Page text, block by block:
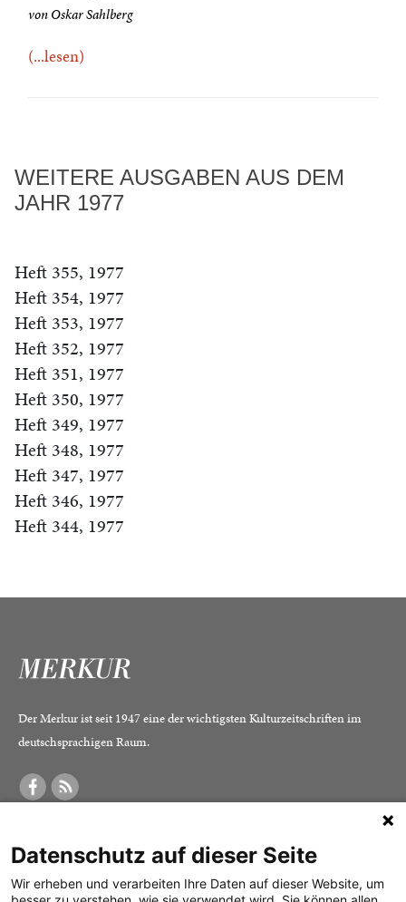
von Oskar Sahlberg
(...lesen)
WEITERE AUSGABEN AUS DEM
JAHR 1977
Heft 355, 1977
Heft 354, 1977
Heft 353, 1977
Heft 352, 1977
Heft 351, 1977
Heft 350, 1977
Heft 349, 1977
Heft 348, 1977
Heft 347, 1977
Heft 346, 1977
Heft 344, 1977
Der Merkur ist seit 1947 eine der wichtigsten Kulturzeitschriften im
deutschsprachigen Raum.
Was ist der Merkur?
Herausgeber /
Alle Abos im Überblick
Print-Abo
Impressum
Datenschutz
Datenschutz auf dieser Seite
Wir erheben und verarbeiten Ihre Daten auf dieser Website, um